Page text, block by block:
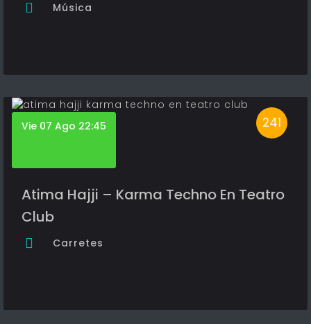
Música
241
Vie 07 Ago 22:45
Atima Hajji – Karma Techno En Teatro
Club
Carretes